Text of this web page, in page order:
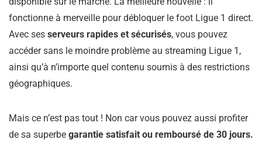
fonctionne à merveille pour débloquer le foot Ligue 1 direct.
Avec ses serveurs rapides et sécurisés, vous pouvez
accéder sans le moindre problème au streaming Ligue 1,
ainsi qu’à n’importe quel contenu soumis à des restrictions
géographiques.
Mais ce n’est pas tout ! Non car vous pouvez aussi profiter
de sa superbe garantie satisfait ou remboursé de 30 jours.